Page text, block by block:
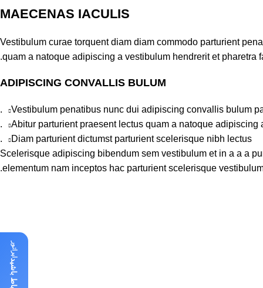
MAECENAS IACULIS
Vestibulum curae torquent diam diam commodo parturient
quam a natoque adipiscing a vestibulum hendrerit et pharetra
ADIPISCING CONVALLIS BULUM
Vestibulum penatibus nunc dui adipiscing convallis bulum
Abitur parturient praesent lectus quam a natoque adipiscing
Diam parturient dictumst parturient scelerisque nibh lectus.
Scelerisque adipiscing bibendum sem vestibulum et in a a a
elementum nam inceptos hac parturient scelerisque
اپراتور